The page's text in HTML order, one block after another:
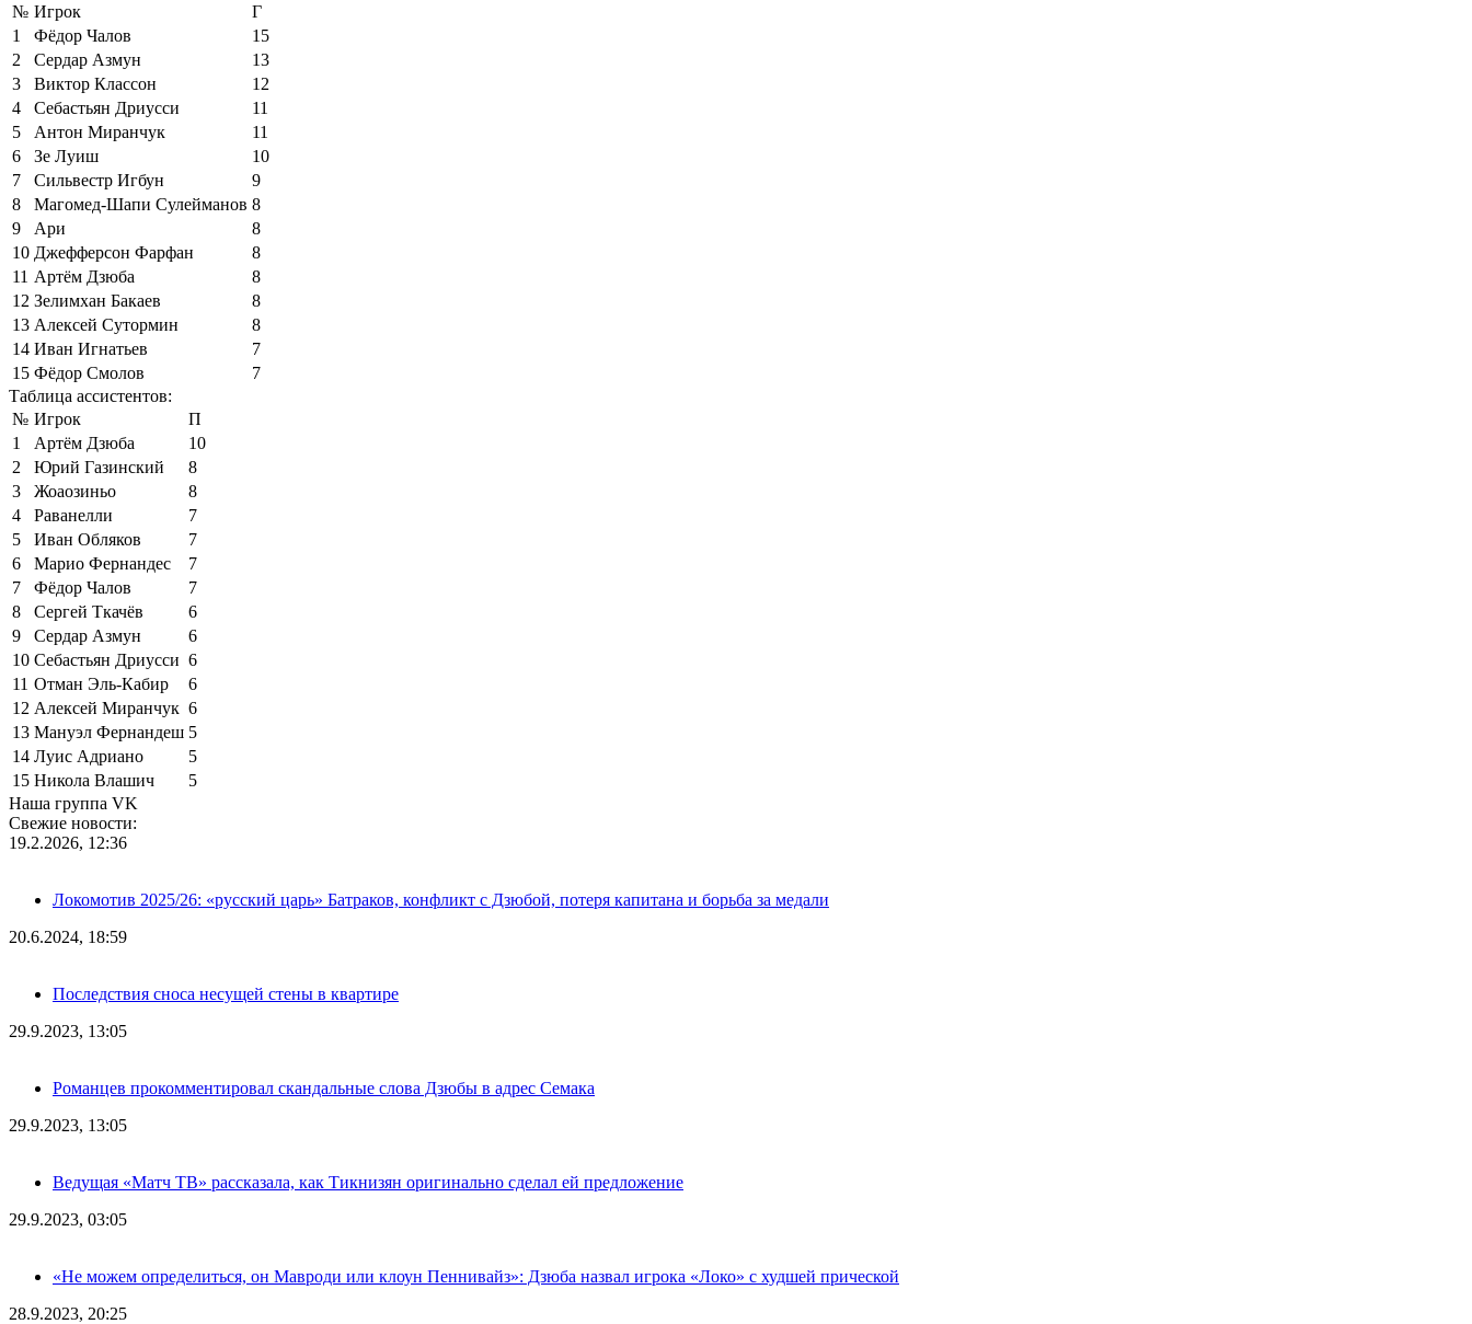
№ Игрок
Г
1
Фёдор Чалов
15
2
Сердар Азмун
13
3
Виктор Классон
12
4
Себастьян Дриусси
11
5
Антон Миранчук
11
6
Зе Луиш
10
7
Сильвестр Игбун
9
8
Магомед-Шапи Сулейманов 8
9
Ари
8
10 Джефферсон Фарфан
8
11 Артём Дзюба
8
12 Зелимхан Бакаев
8
13 Алексей Сутормин
8
14 Иван Игнатьев
7
15 Фёдор Смолов
7
Таблица ассистентов:
№ Игрок
П
1
Артём Дзюба
10
2
Юрий Газинский
8
3
Жоаозиньо
8
4
Раванелли
7
5
Иван Обляков
7
6
Марио Фернандес
7
7
Фёдор Чалов
7
8
Сергей Ткачёв
6
9
Сердар Азмун
6
10 Себастьян Дриусси 6
11 Отман Эль-Кабир
6
12 Алексей Миранчук 6
13 Мануэл Фернандеш 5
14 Луис Адриано
5
15 Никола Влашич
5
Наша группа VK
Свежие новости:
19.2.2026, 12:36
Локомотив 2025/26: «русский царь» Батраков, конфликт с Дзюбой, потеря капитана и борьба за медали
20.6.2024, 18:59
Последствия сноса несущей стены в квартире
29.9.2023, 13:05
Романцев прокомментировал скандальные слова Дзюбы в адрес Семака
29.9.2023, 13:05
Ведущая «Матч ТВ» рассказала, как Тикнизян оригинально сделал ей предложение
29.9.2023, 03:05
«Не можем определиться, он Мавроди или клоун Пеннивайз»: Дзюба назвал игрока «Локо» с худшей прической
28.9.2023, 20:25